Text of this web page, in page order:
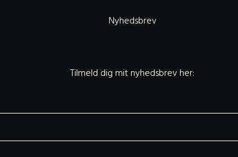
Nyhedsbrev
Tilmeld dig mit nyhedsbrev her: